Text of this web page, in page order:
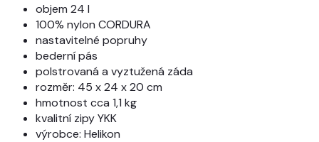
objem 24 l
100% nylon CORDURA
nastavitelné popruhy
bederní pás
polstrovaná a vyztužená záda
rozměr: 45 x 24 x 20 cm
hmotnost cca 1,1 kg
kvalitní zipy YKK
výrobce: Helikon